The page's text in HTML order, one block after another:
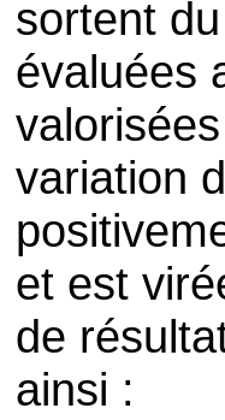
sortent
évaluées
variation
et est
de
ainsi :